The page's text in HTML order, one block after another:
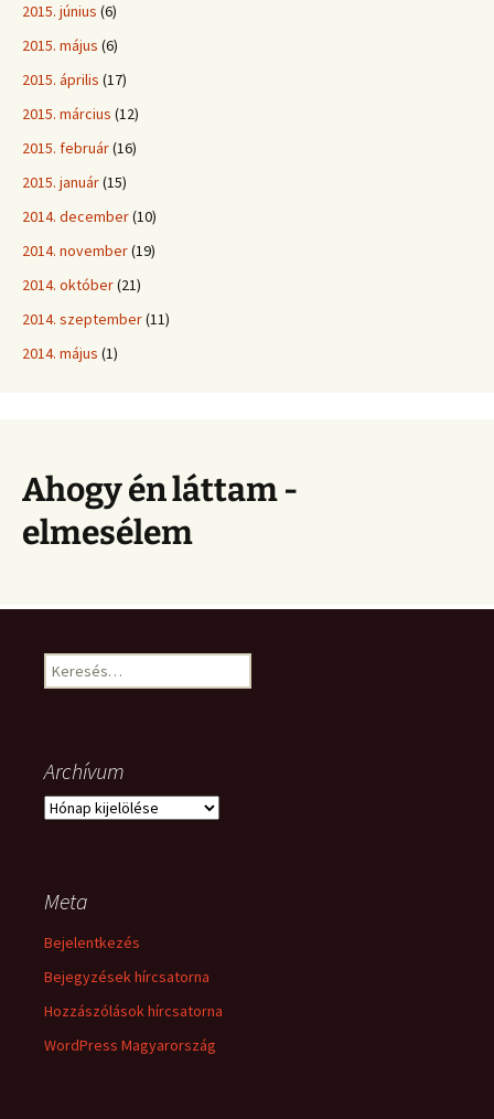
2015. június (6)
2015. május (6)
2015. április (17)
2015. március (12)
2015. február(16)
2015. január(15)
2014. december(10)
2014. november(19)
2014. október(21)
2014. szeptember(11)
2014. május (1)
Ahogy én láttam -
elmesélem
Keresés:
Archívum
Archívum
Meta
Bejelentkezés
Bejegyzések hírcsatorna
Hozzászólások hírcsatorna
WordPress Magyarország